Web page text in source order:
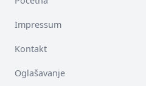
Impressum
Kontakt
Oglašavanje